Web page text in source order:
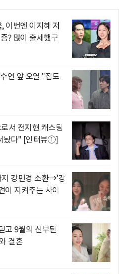
이번엔 이지혜 저
? 많이 출세했구
연 앞 오열 "집도
서 전지현 캐스팅
놨다" [인터뷰①]
지 강민경 소환→'강
이 지켜주는 사이
고 9월의 신부된
결혼